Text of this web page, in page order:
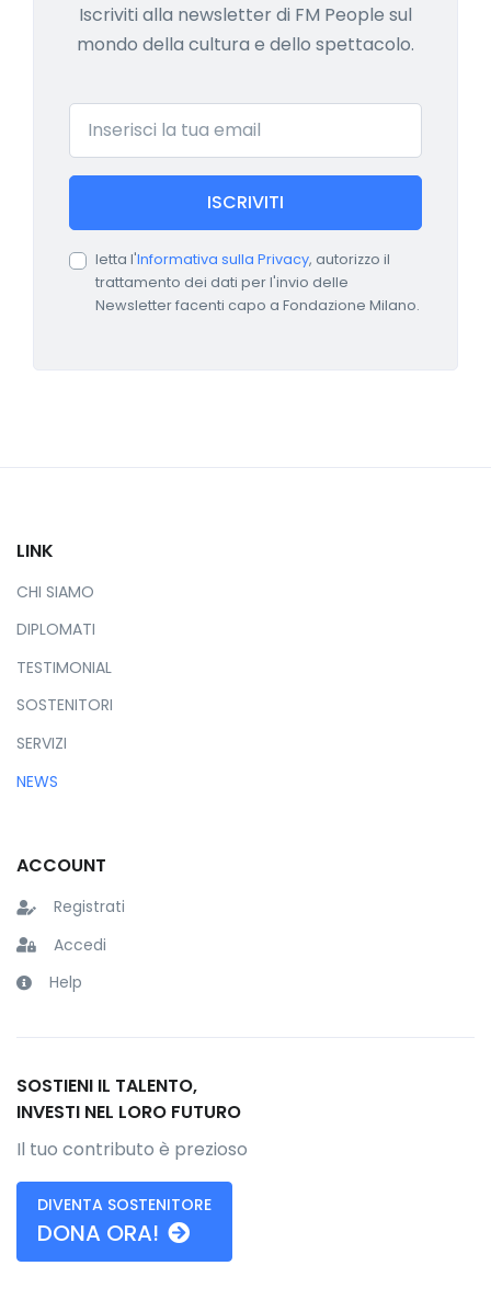
Iscriviti alla newsletter di FM People sul
mondo della cultura e dello spettacolo.
Email
ISCRIVITI
letta l'Informativa sulla Privacy, autorizzo il
trattamento dei dati per l'invio delle
Newsletter facenti capo a Fondazione Milano.
LINK
CHI SIAMO
DIPLOMATI
TESTIMONIAL
SOSTENITORI
SERVIZI
NEWS
ACCOUNT
Registrati
Accedi
Help
SOSTIENI IL TALENTO,
INVESTI NEL LORO FUTURO
Il tuo contributo è prezioso
DIVENTA SOSTENITORE
DONA ORA!